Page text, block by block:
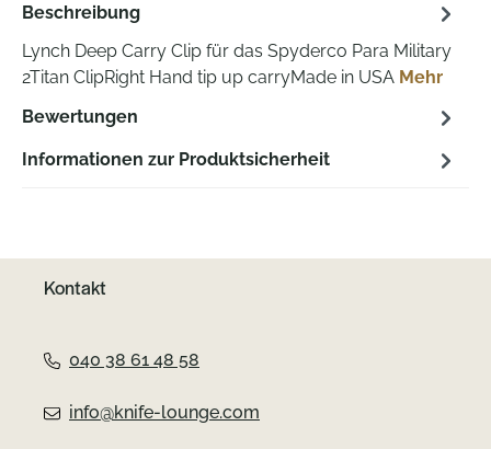
Beschreibung
Lynch Deep Carry Clip für das Spyderco Para Military
2Titan ClipRight Hand tip up carryMade in USA Mehr
Bewertungen
Informationen zur Produktsicherheit
Kontakt
040 38 61 48 58
info@knife-lounge.com